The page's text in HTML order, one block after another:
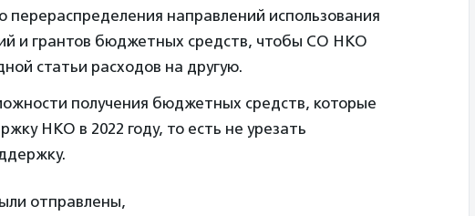
перераспределения направлений использования
и грантов бюджетных средств, чтобы СО НКО
статьи расходов на другую.
получения бюджетных средств, которые
НКО в 2022 году, то есть не урезать
отправлены,